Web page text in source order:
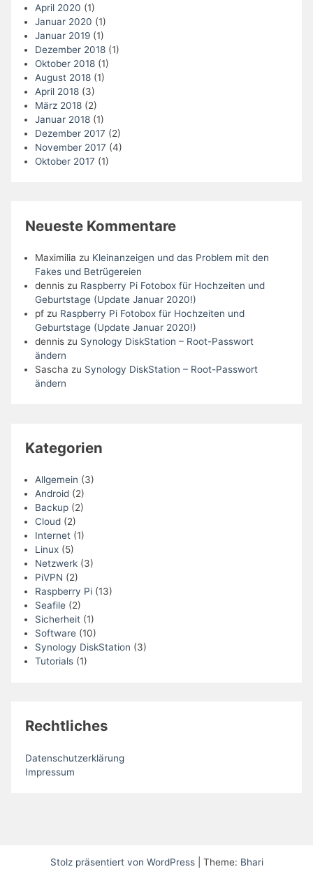
April 2020 (1)
Januar 2020 (1)
Januar 2019(1)
Dezember 2018(1)
Oktober 2018(1)
August 2018(1)
April 2018(3)
März 2018(2)
Januar 2018(1)
Dezember 2017 (2)
November 2017 (4)
Oktober 2017 (1)
Neueste Kommentare
Maximilia zu Kleinanzeigen und das Problem mit den
Fakes und Betrügereien
denniszu Raspberry Pi Fotobox für Hochzeiten und
Geburtstage (Update Januar 2020!)
pfzu Raspberry Pi Fotobox für Hochzeiten und
Geburtstage (Update Januar 2020!)
denniszu Synology DiskStation – Root-Passwort
ändern
Sascha zu Synology DiskStation – Root-Passwort
ändern
Kategorien
Allgemein (3)
Android(2)
Backup(2)
Cloud(2)
Internet(1)
Linux(5)
Netzwerk(3)
PiVPN (2)
Raspberry Pi(13)
Seafile(2)
Sicherheit(1)
Software(10)
Synology DiskStation (3)
Tutorials(1)
Rechtliches
Datenschutzerklärung
Impressum
Stolz präsentiert von WordPress Theme: Bhari